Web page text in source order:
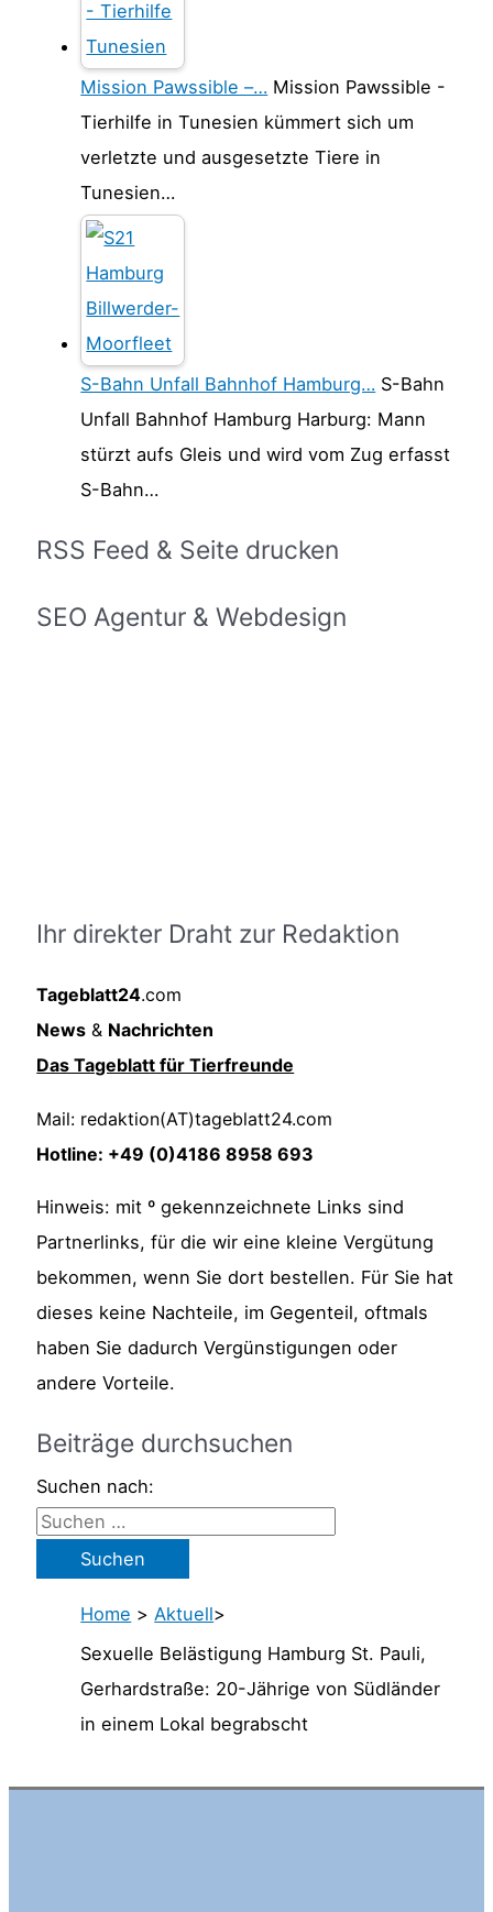
Mission Pawssible –… Mission Pawssible -
Tierhilfe in Tunesien kümmert sich um
verletzte und ausgesetzte Tiere in
Tunesien…
S-Bahn Unfall Bahnhof Hamburg… S-Bahn
Unfall Bahnhof Hamburg Harburg: Mann
stürzt aufs Gleis und wird vom Zug erfasst
S-Bahn…
RSS Feed & Seite drucken
SEO Agentur & Webdesign
Ihr direkter Draht zur Redaktion
Tageblatt24.com
News & Nachrichten
Das Tageblatt für Tierfreunde
Mail: redaktion(AT)tageblatt24.com
Hotline: +49 (0)4186 8958 693
Hinweis: mit º gekennzeichnete Links sind
Partnerlinks, für die wir eine kleine Vergütung
bekommen, wenn Sie dort bestellen. Für Sie hat
dieses keine Nachteile, im Gegenteil, oftmals
haben Sie dadurch Vergünstigungen oder
andere Vorteile.
Beiträge durchsuchen
Suchen nach:
Home > Aktuell>
Sexuelle Belästigung Hamburg St. Pauli,
Gerhardstraße: 20-Jährige von Südländer
in einem Lokal begrabscht